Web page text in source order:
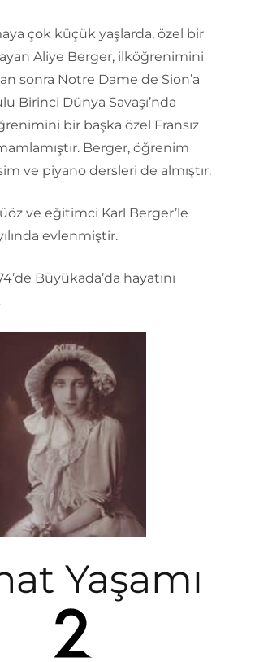
çok küçük yaşlarda, özel bir
Aliye Berger, ilköğrenimini
sonra Notre Dame de Sion’a
Birinci Dünya Savaşı’nda
bir başka özel Fransız
Berger, öğrenim
ve piyano dersleri de almıştır.
ve eğitimci Karl Berger’le
evlenmiştir.
Büyükada’da hayatını
Yaşamı